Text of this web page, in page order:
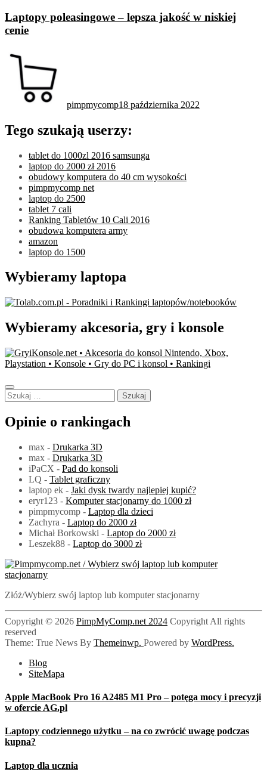
Laptopy poleasingowe – lepsza jakość w niskiej
cenie
pimpmycomp18 października 2022
Tego szukają userzy:
tablet do 1000zl 2016 samsunga
laptop do 2000 zł 2016
obudowy komputera do 40 cm wysokości
pimpmycomp net
laptop do 2500
tablet 7 cali
Ranking Tabletów 10 Cali 2016
obudowa komputera army
amazon
laptop do 1500
Wybieramy laptopa
Wybieramy akcesoria, gry i konsole
Szukaj:
Opinie o rankingach
max - Drukarka 3D
max - Drukarka 3D
iPaCX - Pad do konsoli
LQ - Tablet graficzny
laptop ek - Jaki dysk twardy najlepiej kupić?
eryr123 - Komputer stacjonarny do 1000 zł
pimpmycomp - Laptop dla dzieci
Zachyra - Laptop do 2000 zł
Michał Borkowski - Laptop do 2000 zł
Leszek88 - Laptop do 3000 zł
Złóż/Wybierz swój laptop lub komputer stacjonarny
Copyright © 2026 PimpMyComp.net 2024 Copyright All rights
reserved
Theme: True News By Themeinwp. Powered by WordPress.
Blog
SiteMapa
Apple MacBook Pro 16 A2485 M1 Pro – potęga mocy i precyzji
w ofercie AG.pl
Laptopy codziennego użytku – na co zwrócić uwagę podczas
kupna?
Laptop dla ucznia